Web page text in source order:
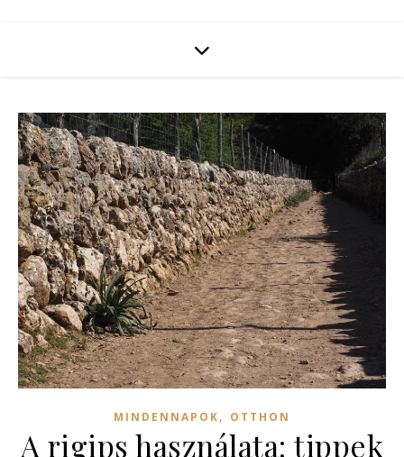
MINDENNAPOK, OTTHON
A rigips használata: tippek